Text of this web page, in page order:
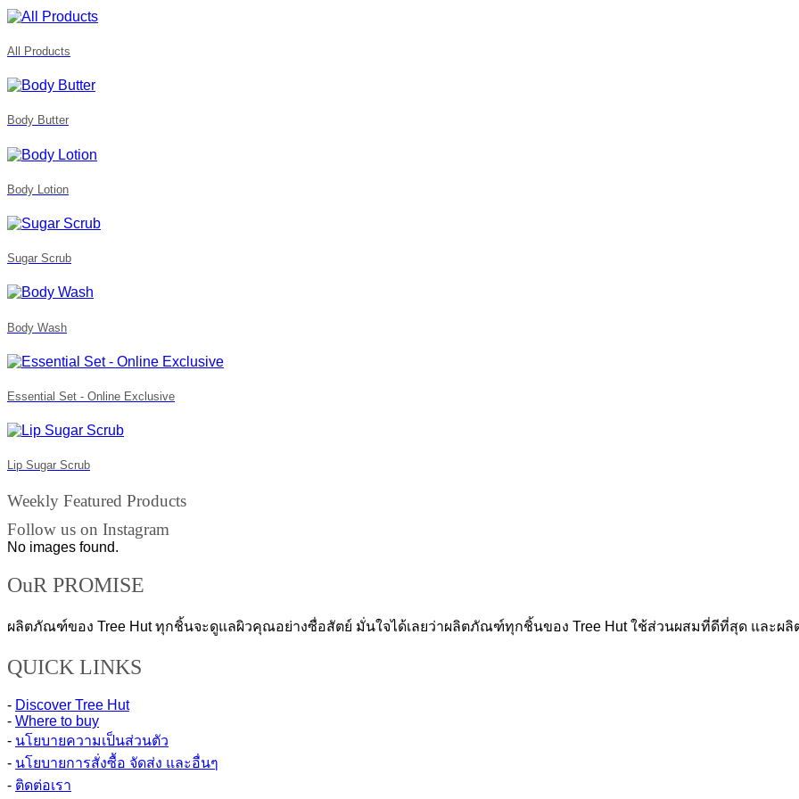
All Products
Body Butter
Body Lotion
Sugar Scrub
Body Wash
Essential Set - Online Exclusive
Lip Sugar Scrub
Weekly Featured Products
Follow us on Instagram
No images found.
OuR PROMISE
ผลิตภัณฑ์ของ Tree Hut ทุกชิ้นจะดูแลผิวคุณอย่างซื่อสัตย์ มั่นใจได้เลยว่าผลิตภัณฑ์ทุกชิ้นของ Tree Hut ใช้ส่วนผสมที่ดีที่สุด และผลิ
QUICK LINKS
- Discover Tree Hut
- Where to buy
- นโยบายความเป็นส่วนตัว
- นโยบายการสั่งซื้อ จัดส่ง และอื่นๆ
- ติดต่อเรา